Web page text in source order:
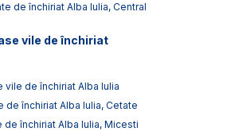
de închiriat Alba Iulia, Central
vile de închiriat
vile de închiriat Alba Iulia
de închiriat Alba Iulia, Cetate
de închiriat Alba Iulia, Micesti